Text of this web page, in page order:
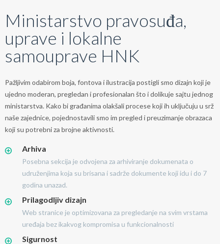
Ministarstvo pravosuđa,
uprave i lokalne
samouprave HNK
Pažljivim odabirom boja, fontova i ilustracija postigli smo dizajn koji je
ujedno moderan, pregledan i profesionalan što i dolikuje sajtu jednog
ministarstva. Kako bi građanima olakšali procese koji ih uključuju u srž
naše zajednice, pojednostavili smo im pregled i preuzimanje obrazaca
koji su potrebni za brojne aktivnosti.
Arhiva
Posebna sekcija je odvojena za arhiviranje dokumenata o
udruženjima koja su brisana i sadrže dokumente koji idu i do 7
godina unazad.
Prilagodljiv dizajn
Web stranice je optimizovana za pregledanje na svim vrstama
uređaja bez ikakvog kompromisa u funkcionalnosti
Sigurnost